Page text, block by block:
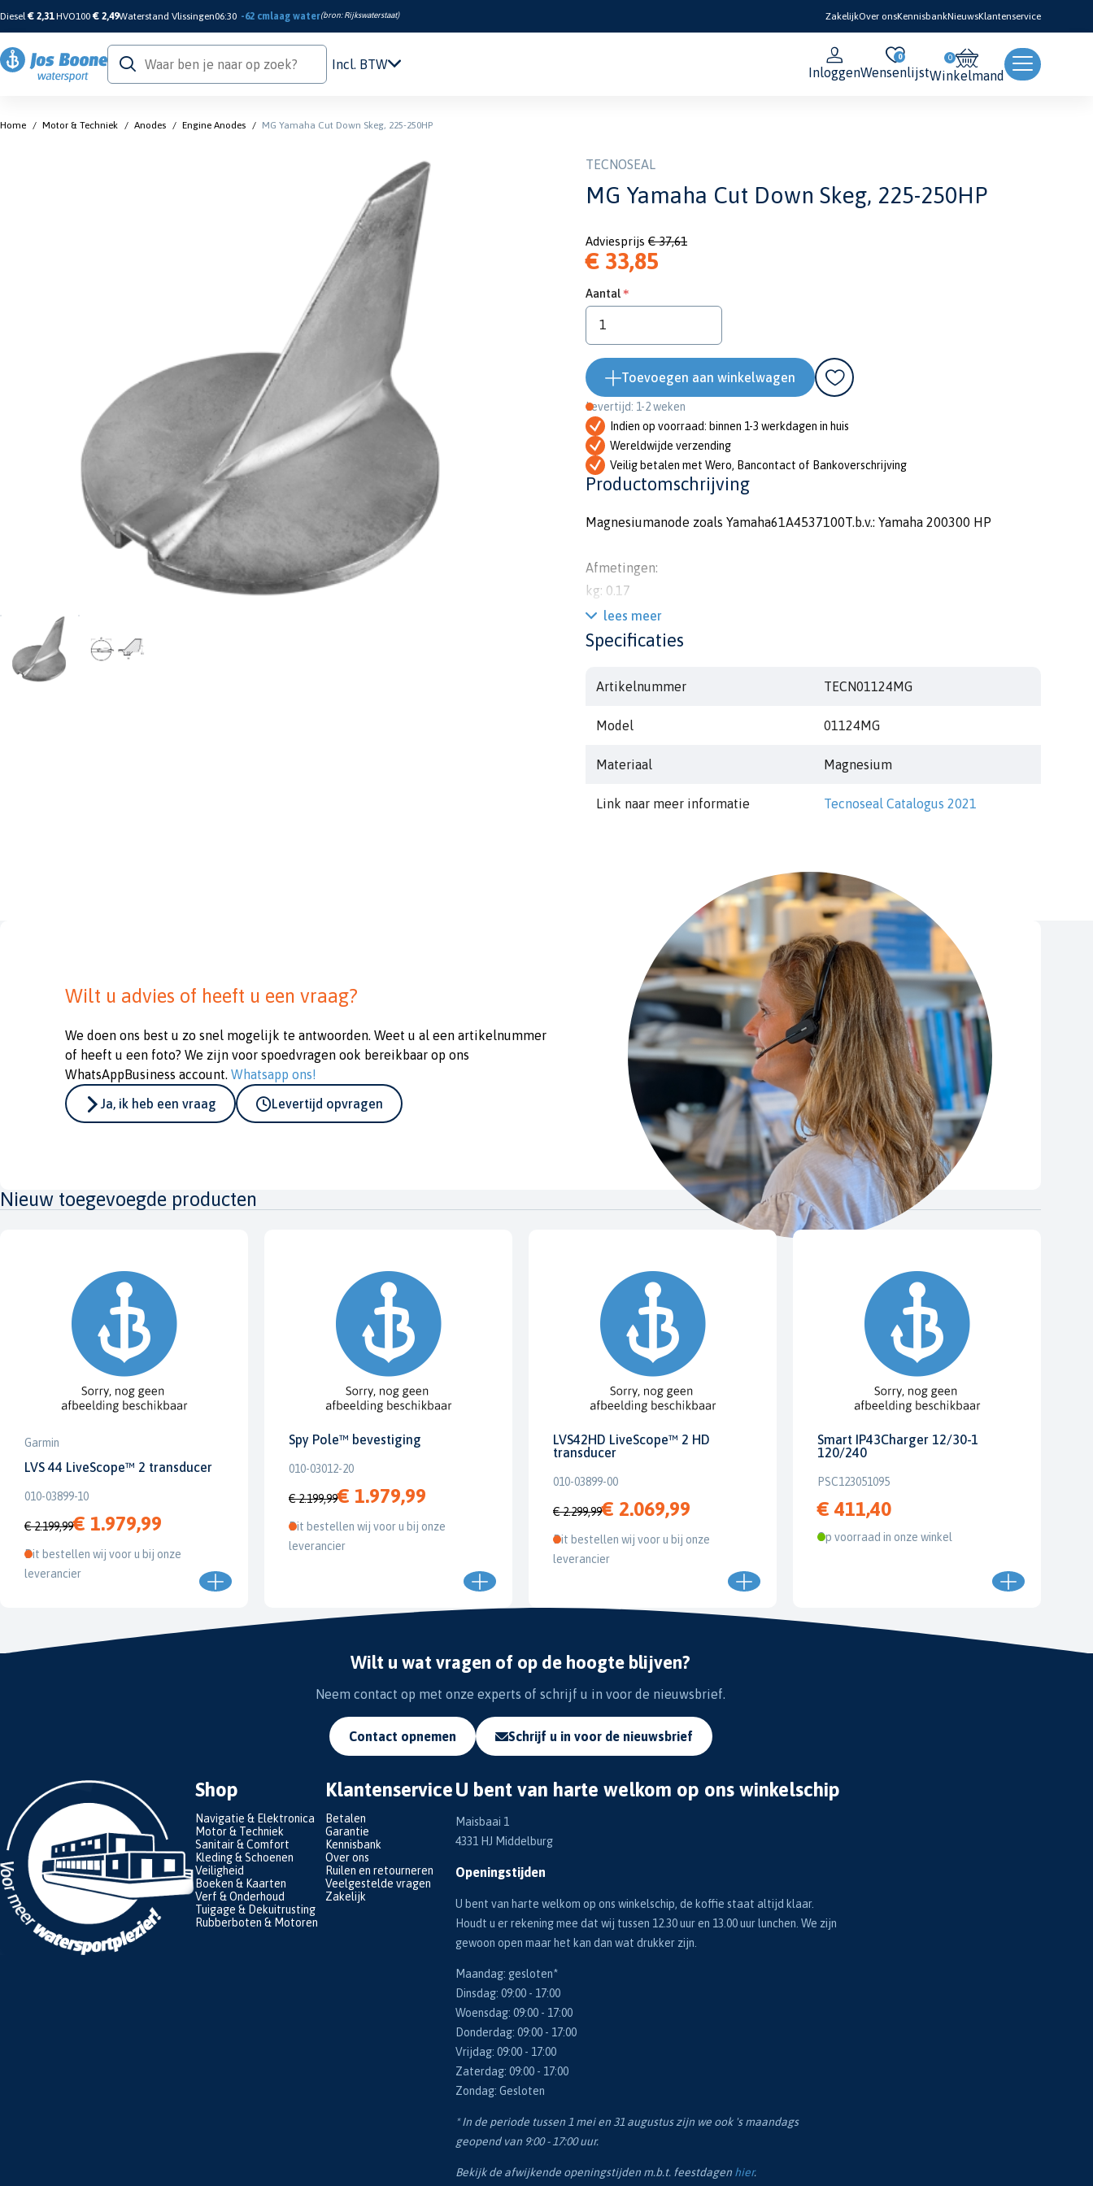
Diesel€ 2,31 HVO100 € 2,49Waterstand Vlissingen06:30 -62 cmlaag water(bron:Rijkswaterstaat) ZakelijkOver onsKennisbankNieuwsKlantenservice
Navigatie & Elektronica
Sanitair & Comfort
Kleding & Schoenen
Veiligheid
Boeken & Kaarten
Verf & Onderhoud
Tuigage & Dekuitrusting
Incl. BTW
Inloggen
0
WensenlijstWinkelmand
Home / Motor & Techniek / Anodes / Engine Anodes / MG Yamaha Cut Down Skeg, 225-250HP
TECNOSEAL
MG Yamaha Cut Down Skeg, 225-250HP
Adviesprijs € 37,61
€ 33,85
Aantal
Toevoegen aan winkelwagen
Levertijd: 1-2 weken
Indien op voorraad: binnen 1-3 werkdagen in huis
Wereldwijde verzending
Veilig betalen met Wero, Bancontact of Bankoverschrijving
Productomschrijving
Magnesiumanode zoals Yamaha61A4537100T.b.v.: Yamaha 200300 HP
Afmetingen:
kg: 0.17
lbs: 0.38
l: 71mm
diam: 99mm
lees meer
Specificaties
Artikelnummer TECN01124MG
Model 01124MG
Materiaal Magnesium
Link naar meer informatie Tecnoseal Catalogus 2021
Wilt u advies of heeft u een vraag?
We doen ons best u zo snel mogelijk te antwoorden. Weet u al een artikelnummer
of heeft u een foto? We zijn voor spoedvragen ook bereikbaar op ons
WhatsAppBusiness account. Whatsapp ons!
Ja, ik heb een vraag
Levertijd opvragen
Nieuw toegevoegde producten
Garmin
LVS 44 LiveScope™ 2 transducer
010-03899-10
€ 2.199,99€ 1.979,99
Dit bestellen wij voor u bij onze
leverancier
Spy Pole™ bevestiging
010-03012-20
€ 2.199,99€ 1.979,99
Dit bestellen wij voor u bij onze
leverancier
LVS42HD LiveScope™ 2 HD
transducer
010-03899-00
€ 2.299,99€ 2.069,99
Dit bestellen wij voor u bij onze
leverancier
Smart IP43Charger 12/30-1
120/240
PSC123051095
€ 411,40
Op voorraad in onze winkel
Wilt u wat vragen of op de hoogte blijven?
Neem contact op met onze experts of schrijf u in voor de nieuwsbrief.
Contact opnemen Schrijf u in voor de nieuwsbrief
Shop
Navigatie & Elektronica
Motor & Techniek
Sanitair & Comfort
Kleding & Schoenen
Veiligheid
Boeken & Kaarten
Verf & Onderhoud
Tuigage & Dekuitrusting
Rubberboten & Motoren
Klantenservice
Betalen
Garantie
Kennisbank
Over ons
Ruilen en retourneren
Veelgestelde vragen
Zakelijk
U bent van harte welkom op ons winkelschip
Maisbaai 1
4331 HJ Middelburg
Openingstijden
U bent van harte welkom op ons winkelschip, de koffie staat altijd klaar.
Houdt u er rekening mee dat wij tussen 12.30 uur en 13.00 uur lunchen. We zijn
gewoon open maar het kan dan wat drukker zijn.
Maandag: gesloten*
Dinsdag: 09:00 - 17:00
Woensdag: 09:00 - 17:00
Donderdag: 09:00 - 17:00
Vrijdag: 09:00 - 17:00
Zaterdag: 09:00 - 17:00
Zondag: Gesloten
* In de periode tussen 1 mei en 31 augustus zijn we ook 's maandags
geopend van 9:00 - 17:00 uur.
Bekijk de afwijkende openingstijden m.b.t. feestdagen hier.